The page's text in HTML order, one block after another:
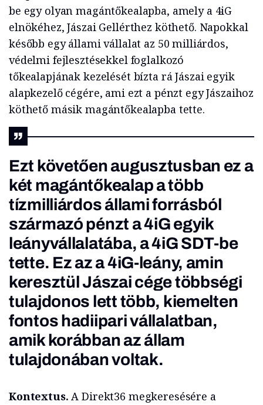
be egy olyan magántőkealapba, amely a 4iG
elnökéhez, Jászai Gellérthez köthető. Napokkal
később egy állami vállalat az 50 milliárdos,
védelmi fejlesztésekkel foglalkozó
tőkealapjának kezelését bízta rá Jászai egyik
alapkezelő cégére, ami ezt a pénzt egy Jászaihoz
köthető másik magántőkealapba tette.
Ezt követően augusztusban ez a
két magántőkealap a több
tízmilliárdos állami forrásból
származó pénzt a 4iG egyik
leányvállalatába, a 4iG SDT-be
tette. Ez az a 4iG-leány, amin
keresztülJászai cége többségi
tulajdonos lett több, kiemelten
fontos hadiipari vállalatban,
amik korábban az állam
tulajdonában voltak.
Kontextus.A Direkt36 megkeresésére a